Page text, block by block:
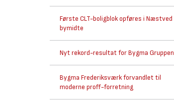
Første CLT-boligblok opføres i Næstved
bymidte
Nyt rekord-resultat for Bygma Gruppen
Bygma Frederiksværk forvandlet til
moderne proff-forretning